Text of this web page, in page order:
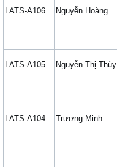
LATS-A106 Nguyễn Hoàng
LATS-A105 Nguyễn Thị Thùy
LATS-A104 Trương Minh